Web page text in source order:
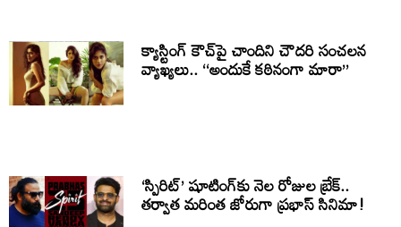
క్యాస్టింగ్ కౌచ్‌పై చాందిని చౌదరి సంచలన
వ్యాఖ్యలు.. ‘‘అందుకే కఠినంగా మారా’’
‘స్పిరిట్’ షూటింగ్‌కు నెల రోజుల బ్రేక్..
తర్వాత మరింత జోరుగా ప్రభాస్ సినిమా!